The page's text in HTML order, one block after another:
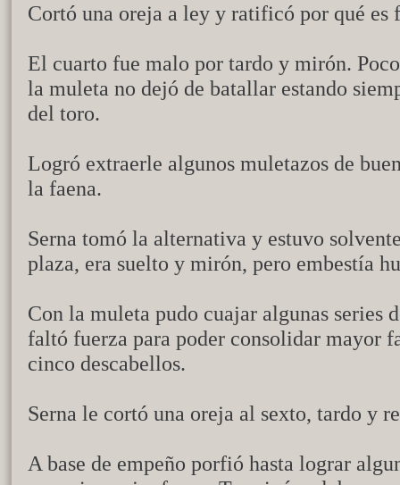
Cortó una oreja a ley y ratificó por qué es
El cuarto fue malo por tardo y mirón.
la muleta no dejó de batallar estando
del toro.
Logró extraerle algunos muletazos de
la faena.
Serna tomó la alternativa y estuvo
plaza, era suelto y mirón, pero embestía
Con la muleta pudo cuajar algunas series
faltó fuerza para poder consolidar mayor
cinco descabellos.
Serna le cortó una oreja al sexto, tardo y
A base de empeño porfió hasta lograr